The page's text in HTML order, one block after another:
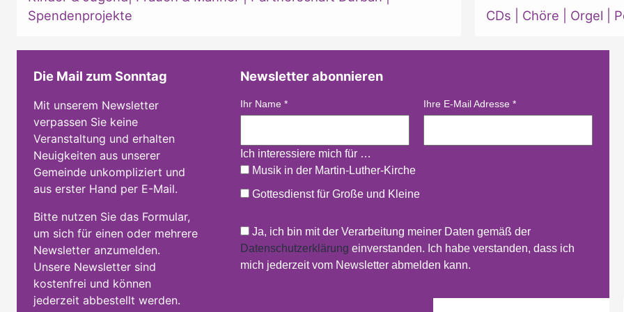
Spendenprojekte
CDs Chöre Orgel
Die Mail zum Sonntag
Mit unserem Newsletter
verpassen Sie keine
Veranstaltung und erhalten
Neuigkeiten aus unserer
Gemeinde unkompliziert und
aus erster Hand per E-Mail.
Bitte nutzen Sie das Formular,
um sich für einen oder mehrere
Newsletter anzumelden.
Unsere Newsletter sind
kostenfrei und können
jederzeit abbestellt werden.
Newsletter abonnieren
Ihr Name * Ihre E-Mail Adresse *
Ich interessiere mich für …
Musik in der Martin-Luther-Kirche
Gottesdienst für Große und Kleine
Ja, ich bin mit der Verarbeitung meiner Daten gemäß der
Datenschutzerklärung einverstanden. Ich habe verstanden, dass ich
mich jederzeit vom Newsletter abmelden kann.